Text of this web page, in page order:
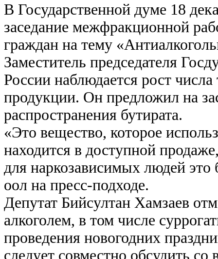
В Государственной думе 18
заседание межфракционной
граждан на тему
Заместитель председателя
России наблюдается рост
продукции. Он предложил на
распространения бутирата.
«Это вещество, которое
находится в доступной
для наркозависимых людей
оол на пресс-подходе.
Депутат Бийсултан Хамзаев
алкоголем, в том числе
проведения новогодних
следует совместно обсудить